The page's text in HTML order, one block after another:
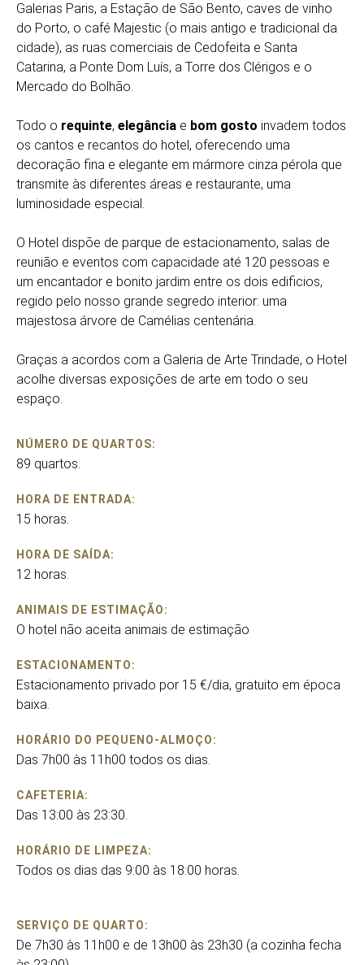
Galerias Paris, a Estação de São Bento, caves de vinho
do Porto, o café Majestic (o mais antigo e tradicional da
cidade), as ruas comerciais de Cedofeita e Santa
Catarina, a Ponte Dom Luís, a Torre dos Clérigos e o
Mercado do Bolhão.
Todo o requinte, elegância e bom gosto invadem todos
os cantos e recantos do hotel, oferecendo uma
decoração fina e elegante em mármore cinza pérola que
transmite às diferentes áreas e restaurante, uma
luminosidade especial.
O Hotel dispõe de parque de estacionamento, salas de
reunião e eventos com capacidade até 120 pessoas e
um encantador e bonito jardim entre os dois edificios,
regido pelo nosso grande segredo interior: uma
majestosa árvore de Camélias centenária.
Graças a acordos com a Galeria de Arte Trindade, o Hotel
acolhe diversas exposições de arte em todo o seu
espaço.
NÚMERO DE QUARTOS:
89 quartos.
HORA DE ENTRADA:
15 horas.
HORA DE SAÍDA:
12 horas.
ANIMAIS DE ESTIMAÇÃO:
O hotel não aceita animais de estimação
ESTACIONAMENTO:
Estacionamento privado por 15 €/dia, gratuito em época
baixa.
HORÁRIO DO PEQUENO-ALMOÇO:
Das 7h00 às 11h00 todos os dias.
CAFETERIA:
Das 13:00 às 23:30.
HORÁRIO DE LIMPEZA:
Todos os dias das 9:00 às 18:00 horas.
SERVIÇO DE QUARTO:
De 7h30 às 11h00 e de 13h00 às 23h30 (a cozinha fecha